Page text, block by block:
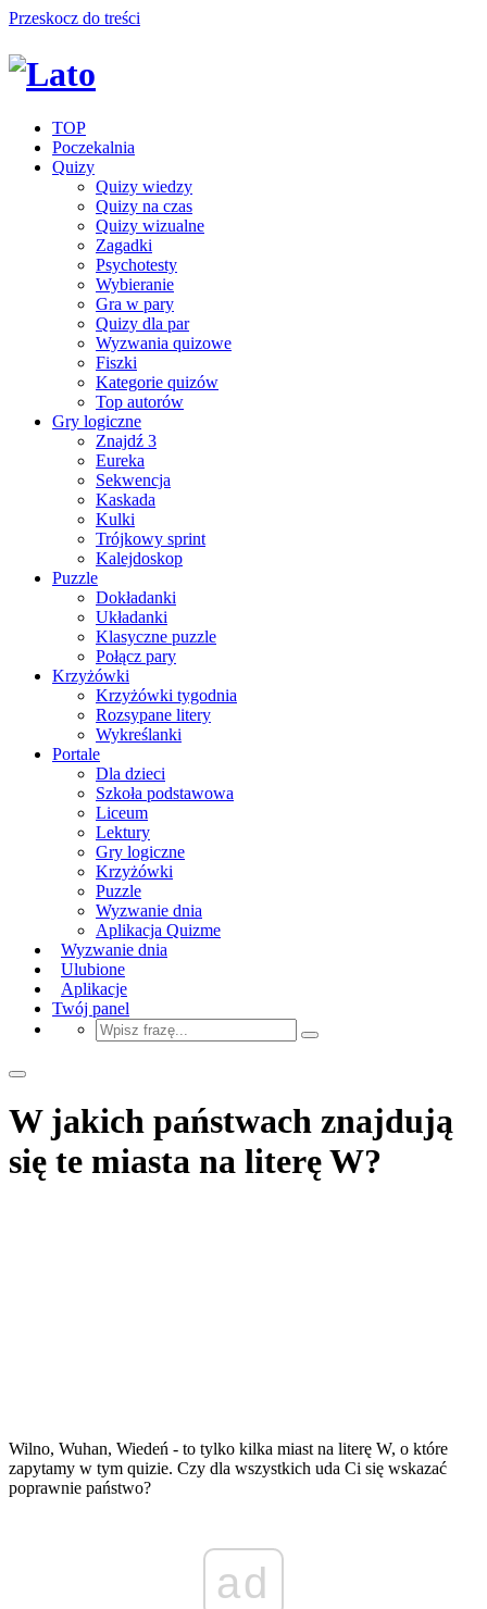
Przeskocz do treści
TOP
Poczekalnia
Quizy
Quizy wiedzy
Quizy na czas
Quizy wizualne
Zagadki
Psychotesty
Wybieranie
Gra w pary
Quizy dla par
Wyzwania quizowe
Fiszki
Kategorie quizów
Top autorów
Gry logiczne
Znajdź 3
Eureka
Sekwencja
Kaskada
Kulki
Trójkowy sprint
Kalejdoskop
Puzzle
Dokładanki
Układanki
Klasyczne puzzle
Połącz pary
Krzyżówki
Krzyżówki tygodnia
Rozsypane litery
Wykreślanki
Portale
Dla dzieci
Szkoła podstawowa
Liceum
Lektury
Gry logiczne
Krzyżówki
Puzzle
Wyzwanie dnia
Aplikacja Quizme
Wyzwanie dnia
Ulubione
Aplikacje
Twój panel
W jakich państwach znajdują
się te miasta na literę W?
Wilno, Wuhan, Wiedeń - to tylko kilka miast na literę W, o które
zapytamy w tym quizie. Czy dla wszystkich uda Ci się wskazać
poprawnie państwo?
ad